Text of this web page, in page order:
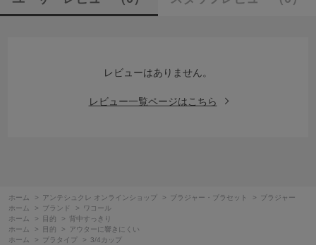
レビューはありません。
レビュー一覧ページはこちら
ホーム > アンテシュクレ オンラインショップ > ブラジャー・ブラセット >
ブラジャー
ホーム
> ブランド >
ワコール
ホーム
> 目的 >
背中すっきり
ホーム
> 目的 >
アウターに響きにくい
ホーム
> ブラタイプ > 3/4カップ